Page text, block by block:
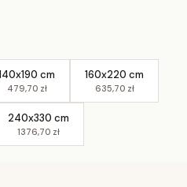
cm
479,70 zł
160x220 cm
635,70 zł
240x330 cm
1376,70 zł